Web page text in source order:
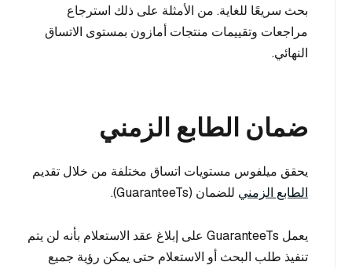
بحث سريعًا للغاية. من الأمثلة على ذلك استرجاع
مراجعات وتقييمات منتجات أمازون بمستوى الاتساق
النهائي.
ضمان الطابع الزمني
يحقق ميلفوس مستويات اتساق مختلفة من خلال تقديم
الطابع الزمني للضمان (GuaranteeTs).
يعمل GuaranteeTs على إبلاغ عقد الاستعلام بأنه لن يتم
تنفيذ طلب البحث أو الاستعلام حتى يمكن رؤية جميع